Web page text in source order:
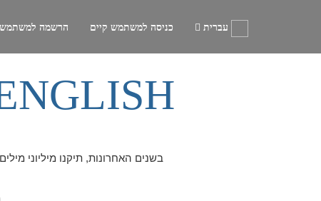
הרשמה כניסה למשתמש קיים עברית
בשנים האחרונות, תיקנו מיליוני